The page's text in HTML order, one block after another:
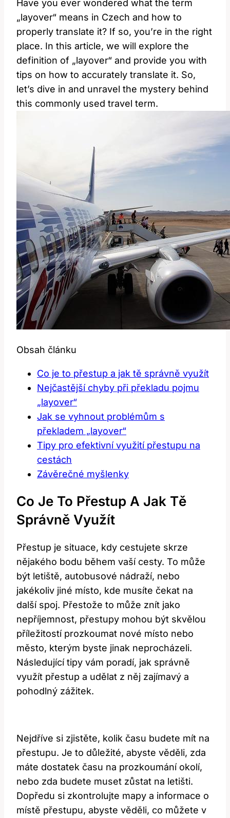
Have you ever wondered what the term
„layover“ means in Czech and how to
properly translate it? If so, you’re in the right
place. In this article, we will explore the
definition of „layover“ and provide you with
tips on how to accurately translate it. So,
let’s dive in and unravel the mystery behind
this commonly used travel term.
Obsah článku
Co je to přestup a jak tě správně využít
Nejčastější chyby při překladu pojmu
„layover“
Jak se vyhnout problémům s
překladem „layover“
Tipy pro efektivní využití přestupu na
cestách
Závěrečné myšlenky
Co Je To Přestup A Jak Tě
Správně Využít
Přestup je situace, kdy cestujete skrze
nějakého bodu během vaší cesty. To může
být letiště, autobusové nádraží, nebo
jakékoliv jiné místo, kde musíte čekat na
další spoj. Přestože to může znít jako
nepříjemnost, přestupy mohou být skvělou
příležitostí prozkoumat nové místo nebo
město, kterým byste jinak neprocházeli.
Následující tipy vám poradí, jak správně
využít přestup a udělat z něj zajímavý a
pohodlný zážitek.
Nejdříve si zjistěte, kolik času budete mít na
přestupu. Je to důležité, abyste věděli, zda
máte dostatek času na prozkoumání okolí,
nebo zda budete muset zůstat na letišti.
Dopředu si zkontrolujte mapy a informace o
místě přestupu, abyste věděli, co můžete v